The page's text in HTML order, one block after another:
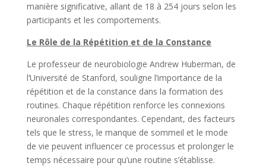
manière significative, allant de 18 à 254 jours selon les
participants et les comportements.
Le Rôle de la Répétition et de la Constance
Le professeur de neurobiologie Andrew Huberman, de
l’Université de Stanford, souligne l’importance de la
répétition et de la constance dans la formation des
routines. Chaque répétition renforce les connexions
neuronales correspondantes. Cependant, des facteurs
tels que le stress, le manque de sommeil et le mode
de vie peuvent influencer ce processus et prolonger le
temps nécessaire pour qu’une routine s’établisse.